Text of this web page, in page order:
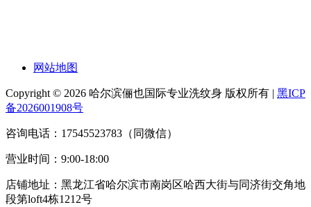
网站地图
Copyright © 2026 哈尔滨俪也国际专业洗纹身 版权所有 | 黑ICP
备2026001908号
咨询电话：17545523783（同微信）
营业时间：9:00-18:00
店铺地址：黑龙江省哈尔滨市南岗区哈西大街与同济街交角地
段第loft4栋1212号